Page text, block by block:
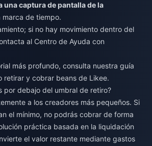
una captura de pantalla de la
marca de tiempo.
si no hay movimiento dentro del
al Centro de Ayuda con
más profundo, consulta nuestra guía
retirar y cobrar beans de Likee.
por debajo del umbral de retiro?
a los creadores más pequeños. Si
el mínimo, no podrás cobrar de forma
práctica basada en la liquidación
el valor restante mediante gastos